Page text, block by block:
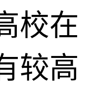
校在
较高